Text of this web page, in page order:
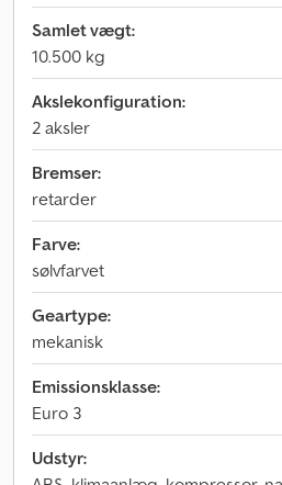
Samlet vægt:
10.500 kg
Akslekonfiguration:
2 aksler
Bremser:
retarder
Farve:
sølvfarvet
Geartype:
mekanisk
Emissionsklasse:
Euro 3
Udstyr: